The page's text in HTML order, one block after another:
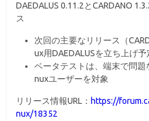
DAEDALUS 0.11.2とCARDANO
ス
次回の主要なリリース（
ux用DAEDALUSを立ち上げ予
ベータテストは、端末で問
nuxユーザーを対象
リリース情報URL： https://
nux/18352